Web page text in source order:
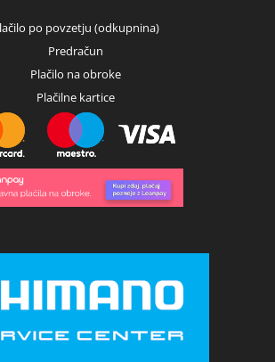
po povzetju (odkupnina)
Predračun
Plačilo na obroke
Plačilne kartice